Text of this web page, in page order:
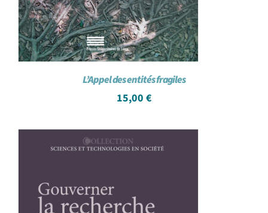
L’Appel des entités fragiles
15,00 €